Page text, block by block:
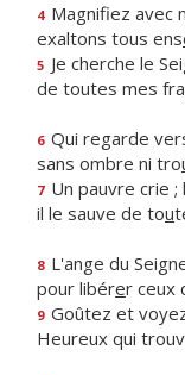
4 Magnifiez avec
exaltons tous ens
5 Je cherche le
de toutes mes
6 Qui regarde
sans ombre ni tro
7 Un pauvre crie ;
il le sauve de tou
8 L'ange du
pour libérer ceux
9 Goûtez et
Heureux qui